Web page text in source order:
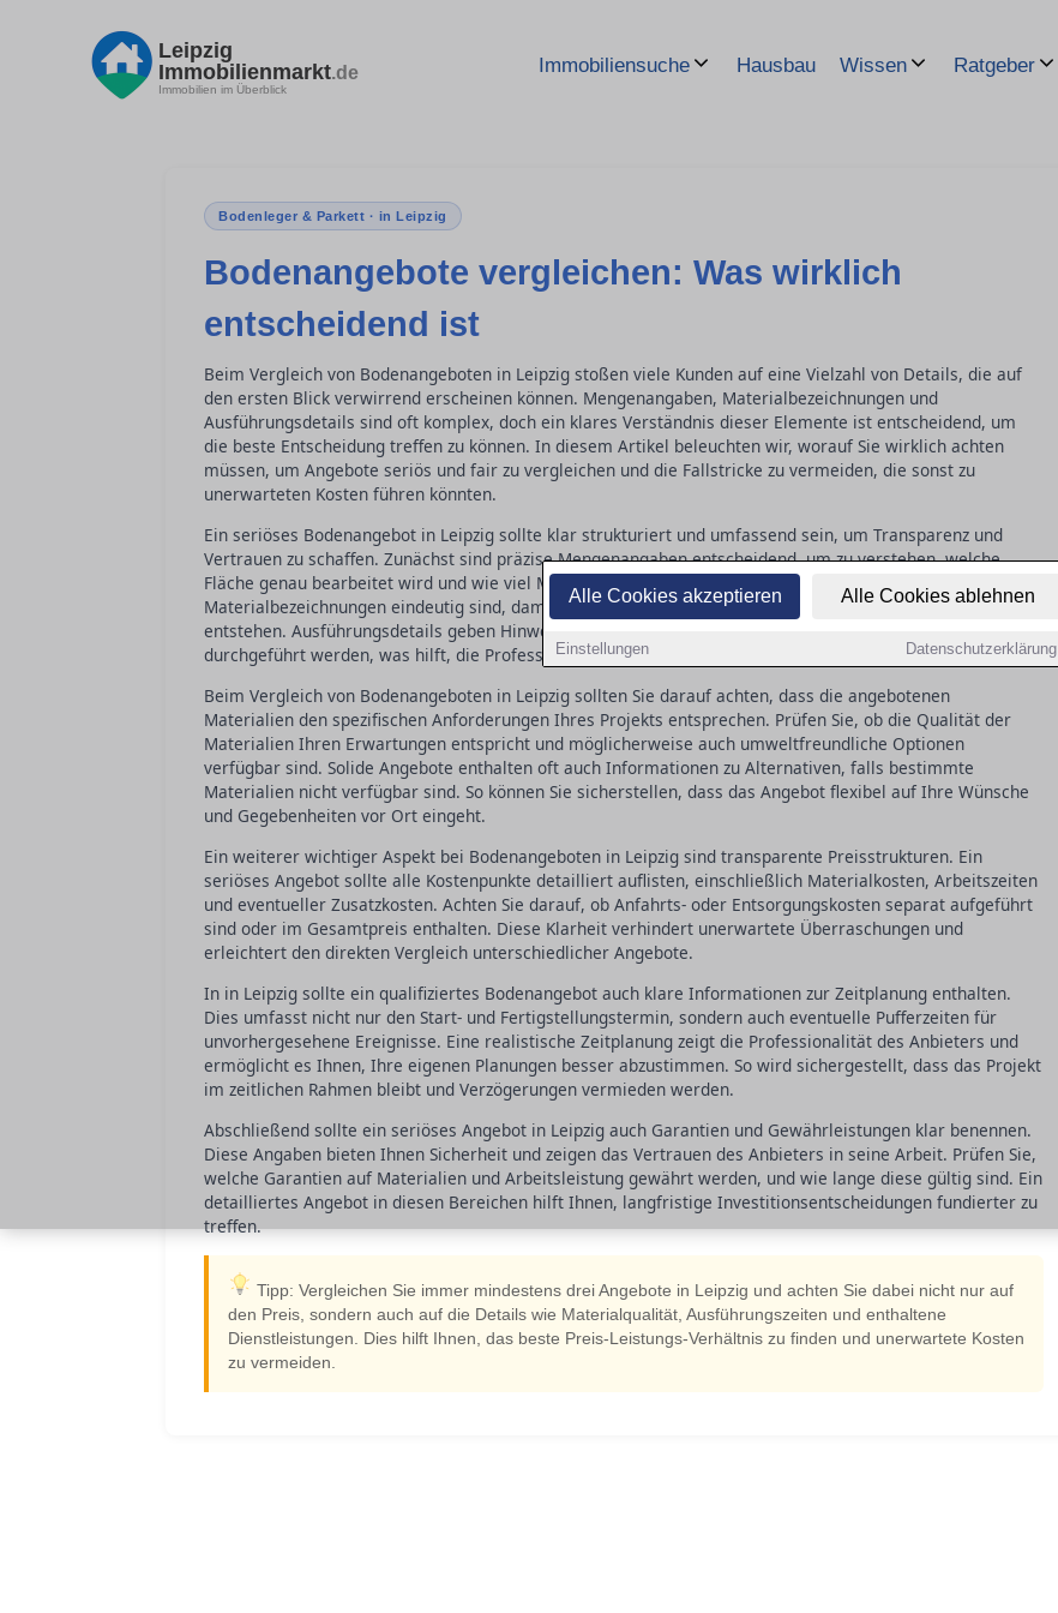
Alle Cookies akzeptieren Alle Cookies ablehnen
Einstellungen Datenschutzerklärung
Leipzig
Immobilienmarkt.de
Immobilien im Überblick
Immobiliensuche Hausbau Wissen Ratgeber
Bodenleger & Parkett · in Leipzig
Bodenangebote vergleichen: Was wirklich
entscheidend ist
Beim Vergleich von Bodenangeboten in Leipzig stoßen viele Kunden auf eine Vielzahl von Details, die auf
den ersten Blick verwirrend erscheinen können. Mengenangaben, Materialbezeichnungen und
Ausführungsdetails sind oft komplex, doch ein klares Verständnis dieser Elemente ist entscheidend, um
die beste Entscheidung treffen zu können. In diesem Artikel beleuchten wir, worauf Sie wirklich achten
müssen, um Angebote seriös und fair zu vergleichen und die Fallstricke zu vermeiden, die sonst zu
unerwarteten Kosten führen könnten.
Ein seriöses Bodenangebot in Leipzig sollte klar strukturiert und umfassend sein, um Transparenz und
Vertrauen zu schaffen. Zunächst sind präzise Mengenangaben entscheidend, um zu verstehen, welche
Fläche genau bearbeitet wird und wie viel Material benötigt wird. Achten Sie darauf, dass
Materialbezeichnungen eindeutig sind, damit keine Missverständnisse über Qualität und Herkunft
entstehen. Ausführungsdetails geben Hinweise darauf, welche Arbeitsschritte geplant sind und wie diese
durchgeführt werden, was hilft, die Professionalität des Angebots einzuschätzen.
Beim Vergleich von Bodenangeboten in Leipzig sollten Sie darauf achten, dass die angebotenen
Materialien den spezifischen Anforderungen Ihres Projekts entsprechen. Prüfen Sie, ob die Qualität der
Materialien Ihren Erwartungen entspricht und möglicherweise auch umweltfreundliche Optionen
verfügbar sind. Solide Angebote enthalten oft auch Informationen zu Alternativen, falls bestimmte
Materialien nicht verfügbar sind. So können Sie sicherstellen, dass das Angebot flexibel auf Ihre Wünsche
und Gegebenheiten vor Ort eingeht.
Ein weiterer wichtiger Aspekt bei Bodenangeboten in Leipzig sind transparente Preisstrukturen. Ein
seriöses Angebot sollte alle Kostenpunkte detailliert auflisten, einschließlich Materialkosten, Arbeitszeiten
und eventueller Zusatzkosten. Achten Sie darauf, ob Anfahrts- oder Entsorgungskosten separat aufgeführt
sind oder im Gesamtpreis enthalten. Diese Klarheit verhindert unerwartete Überraschungen und
erleichtert den direkten Vergleich unterschiedlicher Angebote.
In in Leipzig sollte ein qualifiziertes Bodenangebot auch klare Informationen zur Zeitplanung enthalten.
Dies umfasst nicht nur den Start- und Fertigstellungstermin, sondern auch eventuelle Pufferzeiten für
unvorhergesehene Ereignisse. Eine realistische Zeitplanung zeigt die Professionalität des Anbieters und
ermöglicht es Ihnen, Ihre eigenen Planungen besser abzustimmen. So wird sichergestellt, dass das Projekt
im zeitlichen Rahmen bleibt und Verzögerungen vermieden werden.
Abschließend sollte ein seriöses Angebot in Leipzig auch Garantien und Gewährleistungen klar benennen.
Diese Angaben bieten Ihnen Sicherheit und zeigen das Vertrauen des Anbieters in seine Arbeit. Prüfen Sie,
welche Garantien auf Materialien und Arbeitsleistung gewährt werden, und wie lange diese gültig sind. Ein
detailliertes Angebot in diesen Bereichen hilft Ihnen, langfristige Investitionsentscheidungen fundierter zu
treffen.
Tipp: Vergleichen Sie immer mindestens drei Angebote in Leipzig und achten Sie dabei nicht nur auf
den Preis, sondern auch auf die Details wie Materialqualität, Ausführungszeiten und enthaltene
Dienstleistungen. Dies hilft Ihnen, das beste Preis-Leistungs-Verhältnis zu finden und unerwartete Kosten
zu vermeiden.